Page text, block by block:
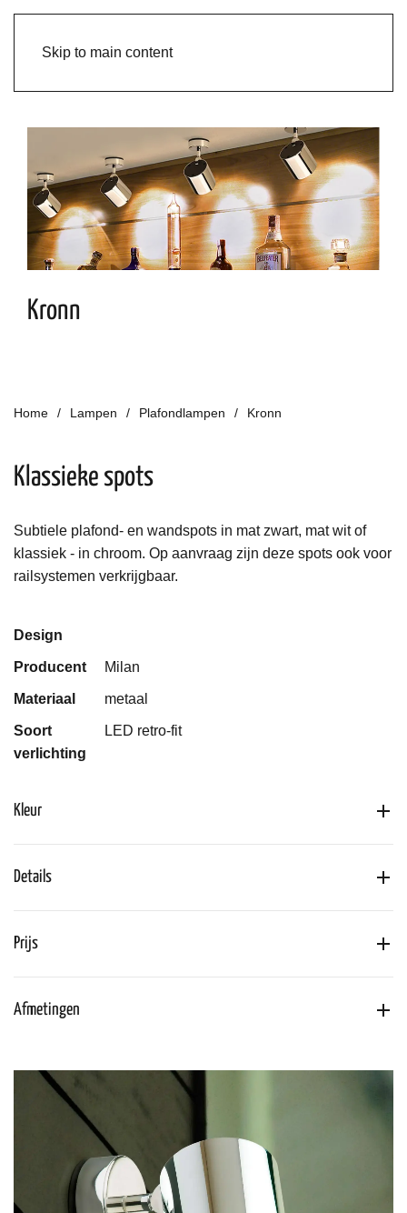
Skip to main content
Kronn
Home Lampen Plafondlampen Kronn
Klassieke spots
Subtiele plafond- en wandspots in mat zwart, mat wit of
klassiek - in chroom. Op aanvraag zijn deze spots ook voor
railsystemen verkrijgbaar.
Design
Producent Milan
Materiaal metaal
Soort
verlichting
LED retro-fit
Kleur
Details
Prijs
Afmetingen